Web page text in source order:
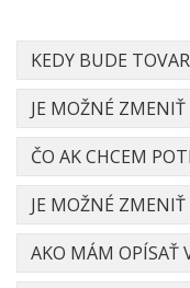
KEDY BUDE
JE MOŽNÉ
ČO AK CHCEM
JE MOŽNÉ
AKO MÁM OPÍSAŤ